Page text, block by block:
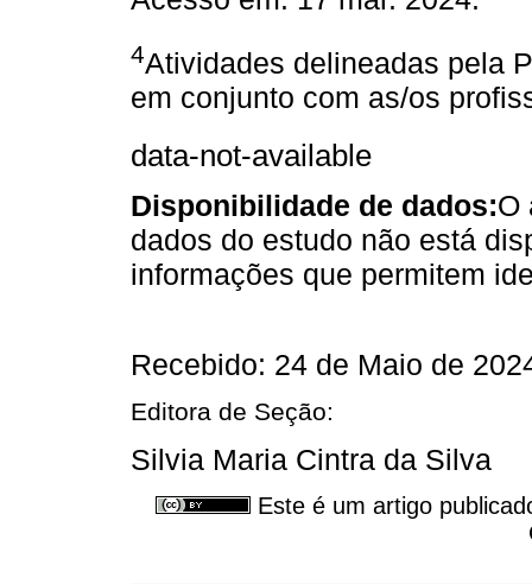
4Atividades delineadas pela
em conjunto com as/os
data-not-available
Disponibilidade de dados:O
dados do estudo não está
informações que permitem
Recebido: 24 de Maio de
Editora de Seção:
Silvia Maria Cintra da Silva
Este é um artigo